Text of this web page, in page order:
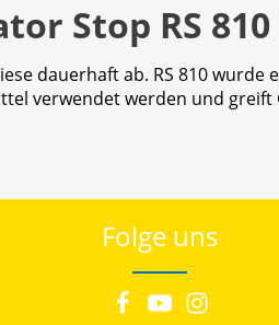
Stop RS
dauerhaft ab. RS 810
verwendet werden und
Folge uns